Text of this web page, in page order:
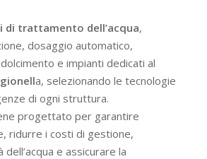
di trattamento dell’acqua,
dosaggio automatico,
e impianti dedicati al
a, selezionando le tecnologie
di ogni struttura.
progettato per garantire
ridurre i costi di gestione,
e assicurare la